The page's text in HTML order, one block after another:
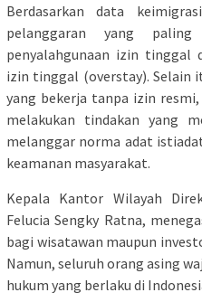
Berdasarkan data
pelanggaran yang
penyalahgunaan izin tinggal
izin tinggal (overstay). Selain
yang bekerja tanpa izin
melakukan tindakan yang
melanggar norma adat
keamanan masyarakat.
Kepala Kantor Wilayah
Felucia Sengky Ratna,
bagi wisatawan maupun
Namun, seluruh orang asing
hukum yang berlaku di